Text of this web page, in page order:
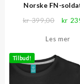
Norske FN-
kr399,00
var:
kr
Les mer
Tilbud!